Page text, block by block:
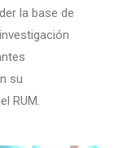
la base de
su
RUM.